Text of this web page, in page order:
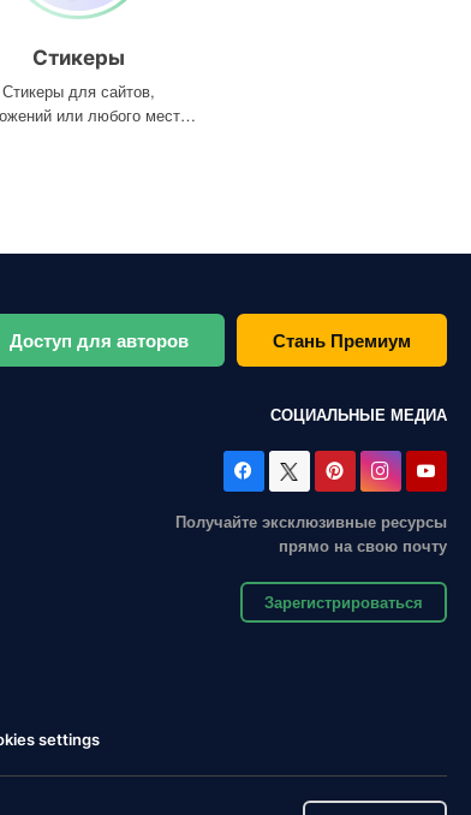
Стикеры
Стикеры для сайтов,
или любого места,
Доступ для авторов Стань Премиум
СОЦИАЛЬНЫЕ МЕДИА
Получайте эксклюзивные ресурсы
прямо на свою почту
Зарегистрироваться
settings